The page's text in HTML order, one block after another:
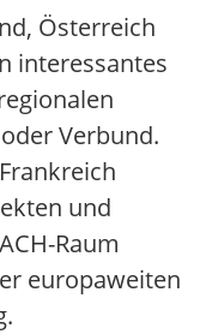
Österreich
interessantes
Verbund.
und
Raum
europaweiten